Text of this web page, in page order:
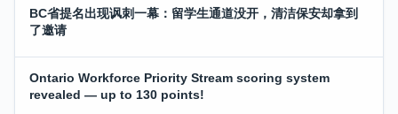
BC省提名出现讽刺一幕：留学生通道没开，清洁保安却拿到
了邀请
Ontario Workforce Priority Stream scoring system
revealed — up to 130 points!